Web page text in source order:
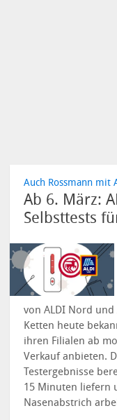
Auch Rossmann mit
Ab 6. März:
Selbsttests
von ALDI Nord und
Ketten heute
ihren Filialen ab
Verkauf anbieten.
Testergebnisse
15 Minuten liefern
Nasenabstrich